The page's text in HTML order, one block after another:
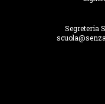
Segreteria